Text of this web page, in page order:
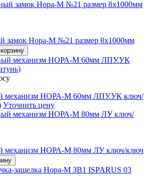
замок Нора-М №21 размер 8х1000мм
механизм НОРА-М 60мм ЛПУ.УК ключ/
Уточнить цену
механизм НОРА-М 80мм ЛУ ключ/ключ